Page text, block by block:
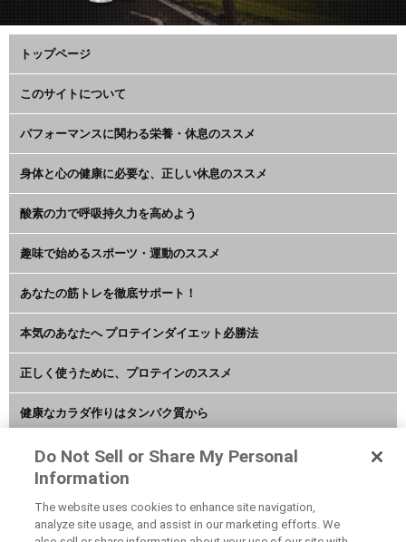
トップページ
このサイトについて
パフォーマンスに関わる栄養・休息のススメ
身体と心の健康に必要な、正しい休息のススメ
酸素の力で呼吸持久力を高めよう
趣味で始めるスポーツ・運動のススメ
あなたの筋トレを徹底サポート！
本気のあなたへ プロテインダイエット必勝法
正しく使うために、プロテインのススメ
健康なカラダ作りはタンパク質から
アミノ酸・BCAAで絶好調な毎日を
Do Not Sell or Share My Personal
Information
The website uses cookies to enhance site navigation,
analyze site usage, and assist in our marketing efforts. We